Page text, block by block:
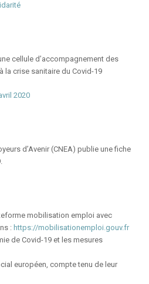
cellule d’accompagnement des
la crise sanitaire du Covid-19
2020
d’Avenir (CNEA) publie une fiche
mobilisation emploi avec
: https://mobilisationemploi.gouv.fr
de Covid-19 et les mesures
européen, compte tenu de leur